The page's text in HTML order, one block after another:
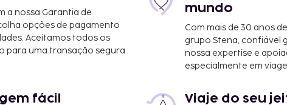
a nossa Garantia de
opções de pagamento
Aceitamos todos os
para uma transação segura
mundo
Com mais de 30 anos
grupo Stena, confiável
nossa expertise e
especialmente em
fácil Viaje do seu